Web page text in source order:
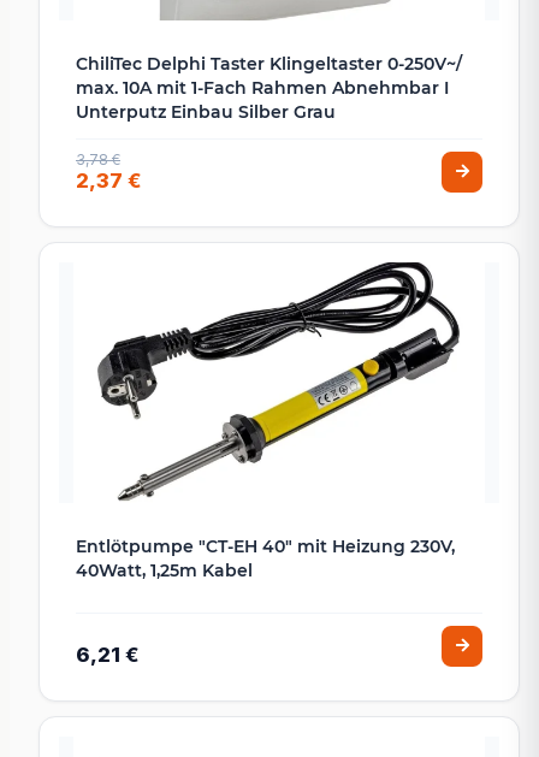
ChiliTec Delphi Taster Klingeltaster 0-250V~/
max. 10A mit 1-Fach Rahmen Abnehmbar I
Unterputz Einbau Silber Grau
3,78 €
2,37 €
Entlötpumpe "CT-EH 40" mit Heizung 230V,
40Watt, 1,25m Kabel
6,21 €